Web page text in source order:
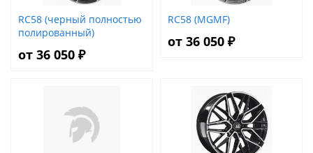
RC58 (черный полностью
полированный)
от 36 050 ₽
RC58 (MGMF)
от 36 050 ₽